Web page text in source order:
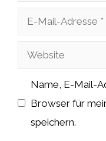
Adresse
Website
Name, E-Mail-
Browser für
speichern.